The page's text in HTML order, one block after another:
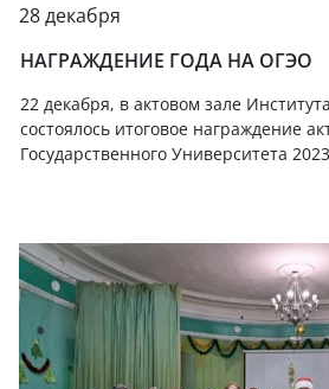
28 декабря
НАГРАЖДЕНИЕ ГОДА НА ОГЭО
22 декабря, в актовом зале
состоялось итоговое награждение
Государственного Университета